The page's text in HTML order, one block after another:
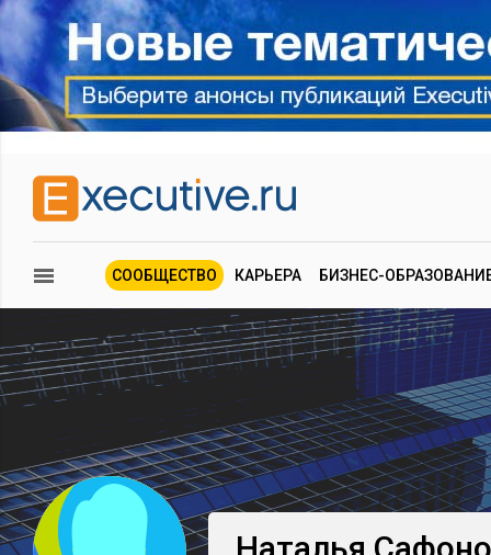
СООБЩЕСТВО КАРЬЕРА БИЗНЕС-